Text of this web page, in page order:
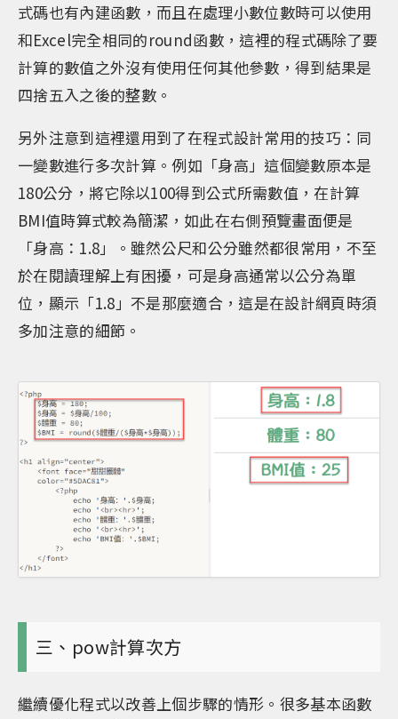
式碼也有內建函數，而且在處理小數位數時可以使用
和Excel完全相同的round函數，這裡的程式碼除了要
計算的數值之外沒有使用任何其他參數，得到結果是
四捨五入之後的整數。
另外注意到這裡還用到了在程式設計常用的技巧：同
一變數進行多次計算。例如「身高」這個變數原本是
180公分，將它除以100得到公式所需數值，在計算
BMI值時算式較為簡潔，如此在右側預覽畫面便是
「身高：1.8」。雖然公尺和公分雖然都很常用，不至
於在閱讀理解上有困擾，可是身高通常以公分為單
位，顯示「1.8」不是那麼適合，這是在設計網頁時須
多加注意的細節。
三、pow計算次方
繼續優化程式以改善上個步驟的情形。很多基本函數